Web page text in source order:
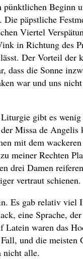
pünktlichen Beginn
Die päpstliche
Viertel
in Richtung des
Der Vorteil der
dass die Sonne
war und uns
gibt es wenig
Missa de Angelis
mit dem
meiner Rechten
drei Damen
vertraut schienen.
Es gab relativ viel
eine Sprache,
Latein waren das
und die meisten
nicht alle.